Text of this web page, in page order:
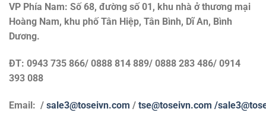
VP Phía Nam: Số 68, đường số 01, khu nhà ở thương mại
Hoàng Nam, khu phố Tân Hiệp, Tân Bình, Dĩ An, Bình
Dương.
ĐT: 0943 735 866/ 0888 814 889/ 0888 283 486/ 0914
393 088
Email: / sale3@toseivn.com / tse@toseivn.com /